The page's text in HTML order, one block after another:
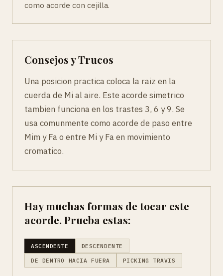
como acorde con cejilla.
Consejos y Trucos
Una posicion practica coloca la raiz en la
cuerda de Mi al aire. Este acorde simetrico
tambien funciona en los trastes 3, 6 y 9. Se
usa comunmente como acorde de paso entre
Mim y Fa o entre Mi y Fa en movimiento
cromatico.
Hay muchas formas de tocar este
acorde. Prueba estas:
ASCENDENTE DESCENDENTE
DE DENTRO HACIA FUERA PICKING TRAVIS